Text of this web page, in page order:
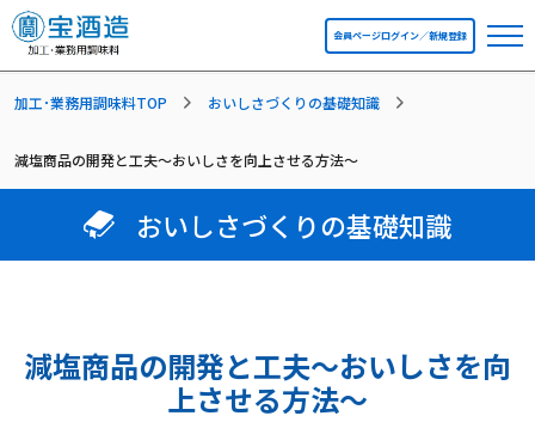
会員ページログイン／新規登録
加工･業務用調味料TOP おいしさづくりの基礎知識
減塩商品の開発と工夫～おいしさを向上させる方法～
おいしさづくりの基礎知識
減塩商品の開発と工夫～おいしさを向
上させる方法～